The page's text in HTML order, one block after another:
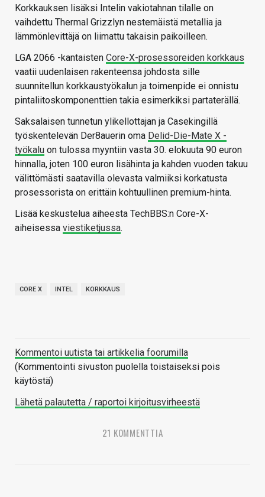
Korkkauksen lisäksi Intelin vakiotahnan tilalle on
vaihdettu Thermal Grizzlyn nestemäistä metallia ja
lämmönlevittäjä on liimattu takaisin paikoilleen.
LGA 2066 -kantaisten Core-X-prosessoreiden korkkaus
vaatii uudenlaisen rakenteensa johdosta sille
suunnitellun korkkaustyökalun ja toimenpide ei onnistu
pintaliitoskomponenttien takia esimerkiksi partaterällä.
Saksalaisen tunnetun ylikellottajan ja Casekingillä
työskentelevän Der8auerin oma Delid-Die-Mate X -
työkalu on tulossa myyntiin vasta 30. elokuuta 90 euron
hinnalla, joten 100 euron lisähinta ja kahden vuoden takuu
välittömästi saatavilla olevasta valmiiksi korkatusta
prosessorista on erittäin kohtuullinen premium-hinta.
Lisää keskustelua aiheesta TechBBS:n Core-X-
aiheisessa viestiketjussa.
CORE X INTEL KORKKAUS
Kommentoi uutista tai artikkelia foorumilla
(Kommentointi sivuston puolella toistaiseksi pois
käytöstä)
Lähetä palautetta / raportoi kirjoitusvirheestä
21 KOMMENTTIA